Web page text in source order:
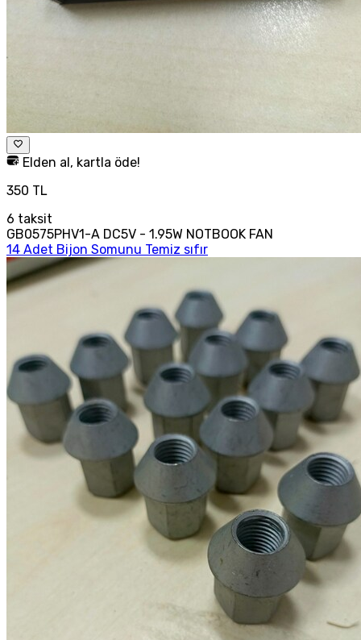
Elden al, kartla öde!
350 TL
6 taksit
GB0575PHV1-A DC5V - 1.95W NOTBOOK FAN
14 Adet Bijon Somunu Temiz sıfır